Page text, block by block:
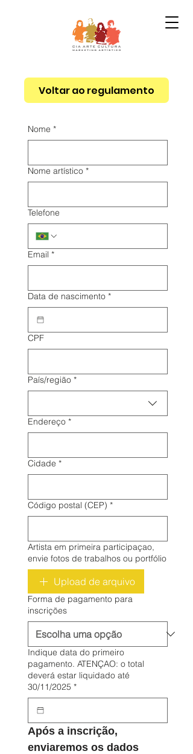
Voltar ao regulamento
Nome *
Nome artístico *
Telefone
Email *
Data de nascimento *
CPF
Endereço de várias linhas
País/região *
Endereço *
Cidade *
Código postal (CEP) *
Artista em primeira participaçao,
envie fotos de trabalhos ou portfólio
Upload de arquivo
Forma de pagamento para
inscrições
Indique data do primeiro
pagamento. ATENÇAO: o total
deverá estar liquidado até
30/11/2025 *
Após a inscrição,
enviaremos os dados